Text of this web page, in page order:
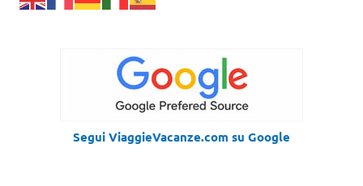
Segui ViaggieVacanze.com su Google